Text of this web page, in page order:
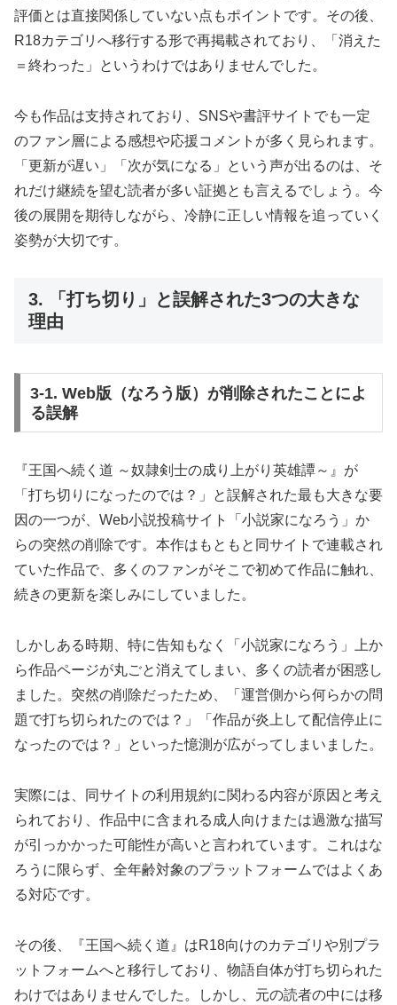
評価とは直接関係していない点もポイントです。その後、
R18カテゴリへ移行する形で再掲載されており、「消えた
＝終わった」というわけではありませんでした。
今も作品は支持されており、SNSや書評サイトでも一定
のファン層による感想や応援コメントが多く見られます。
「更新が遅い」「次が気になる」という声が出るのは、そ
れだけ継続を望む読者が多い証拠とも言えるでしょう。今
後の展開を期待しながら、冷静に正しい情報を追っていく
姿勢が大切です。
3. 「打ち切り」と誤解された3つの大きな
理由
3-1. Web版（なろう版）が削除されたことによ
る誤解
『王国へ続く道 ～奴隷剣士の成り上がり英雄譚～』が
「打ち切りになったのでは？」と誤解された最も大きな要
因の一つが、Web小説投稿サイト「小説家になろう」か
らの突然の削除です。本作はもともと同サイトで連載され
ていた作品で、多くのファンがそこで初めて作品に触れ、
続きの更新を楽しみにしていました。
しかしある時期、特に告知もなく「小説家になろう」上か
ら作品ページが丸ごと消えてしまい、多くの読者が困惑し
ました。突然の削除だったため、「運営側から何らかの問
題で打ち切られたのでは？」「作品が炎上して配信停止に
なったのでは？」といった憶測が広がってしまいました。
実際には、同サイトの利用規約に関わる内容が原因と考え
られており、作品中に含まれる成人向けまたは過激な描写
が引っかかった可能性が高いと言われています。これはな
ろうに限らず、全年齢対象のプラットフォームではよくあ
る対応です。
その後、『王国へ続く道』はR18向けのカテゴリや別プラ
ットフォームへと移行しており、物語自体が打ち切られた
わけではありませんでした。しかし、元の読者の中には移